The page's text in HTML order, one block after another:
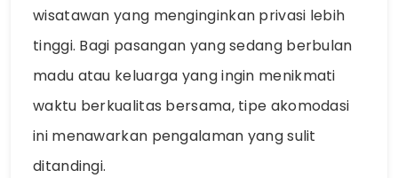
wisatawan yang menginginkan privasi lebih
tinggi. Bagi pasangan yang sedang berbulan
madu atau keluarga yang ingin menikmati
waktu berkualitas bersama, tipe akomodasi
ini menawarkan pengalaman yang sulit
ditandingi.